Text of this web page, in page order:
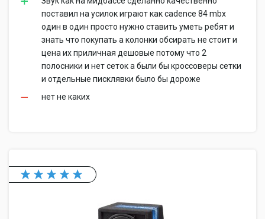
поставил на усилок играют как cadence 84 mbx
один в один просто нужно ставить уметь ребят и
знать что покупать а колонки обсирать не стоит и
цена их приличная дешовые потому что 2
полосники и нет сеток а были бы кроссоверы сетки
и отдельные писклявки было бы дороже
нет не каких